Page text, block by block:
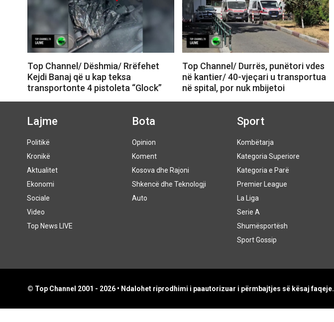
Top Channel/ Dëshmia/ Rrëfehet
Kejdi Banaj që u kap teksa
transportonte 4 pistoleta “Glock”
Top Channel/ Durrës, punëtori vdes
në kantier/ 40-vjeçari u transportua
në spital, por nuk mbijetoi
Lajme
Politikë
Kronikë
Aktualitet
Ekonomi
Sociale
Video
Top News LIVE
Bota
Opinion
Koment
Kosova dhe Rajoni
Shkencë dhe Teknologji
Auto
Sport
Kombëtarja
Kategoria Superiore
Kategoria e Parë
Premier League
La Liga
Serie A
Shumësportësh
Sport Gossip
© Top Channel 2001 - 2026 • Ndalohet riprodhimi i paautorizuar i përmbajtjes së kësaj faqeje.